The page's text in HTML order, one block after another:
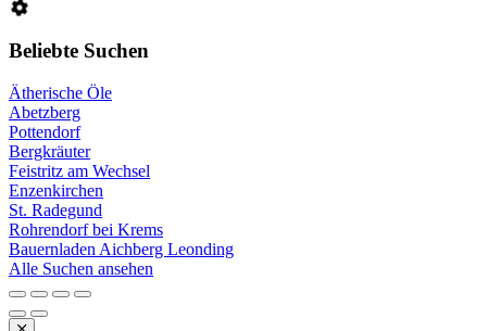
Beliebte Suchen
Ätherische Öle
Abetzberg
Pottendorf
Bergkräuter
Feistritz am Wechsel
Enzenkirchen
St. Radegund
Rohrendorf bei Krems
Bauernladen Aichberg Leonding
Alle Suchen ansehen